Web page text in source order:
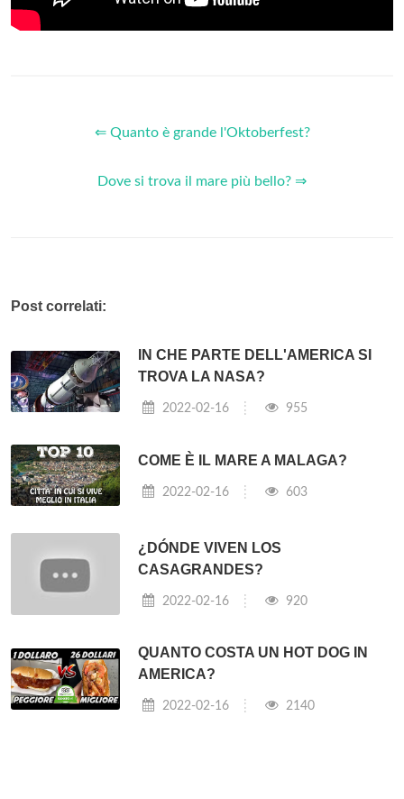
⇐ Quanto è grande l'Oktoberfest?
Dove si trova il mare più bello? ⇒
Post correlati:
IN CHE PARTE DELL'AMERICA SI
TROVA LA NASA?
2022-02-16 955
COME È IL MARE A MALAGA?
2022-02-16 603
¿DÓNDE VIVEN LOS
CASAGRANDES?
2022-02-16 920
QUANTO COSTA UN HOT DOG IN
AMERICA?
2022-02-16 2140